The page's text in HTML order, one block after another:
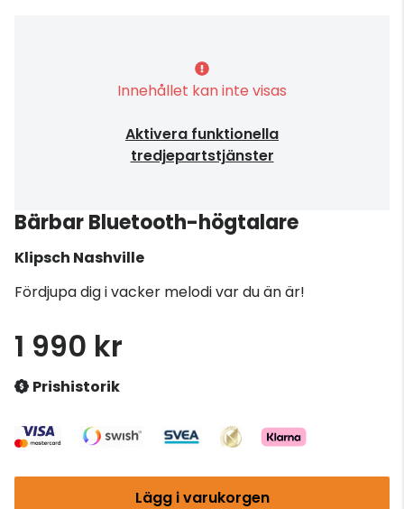
Innehållet kan inte visas
Aktivera funktionella
tredjepartstjänster
Bärbar Bluetooth-högtalare
Klipsch Nashville
Fördjupa dig i vacker melodi var du än är!
1 990 kr
Prishistorik
Lägg i varukorgen